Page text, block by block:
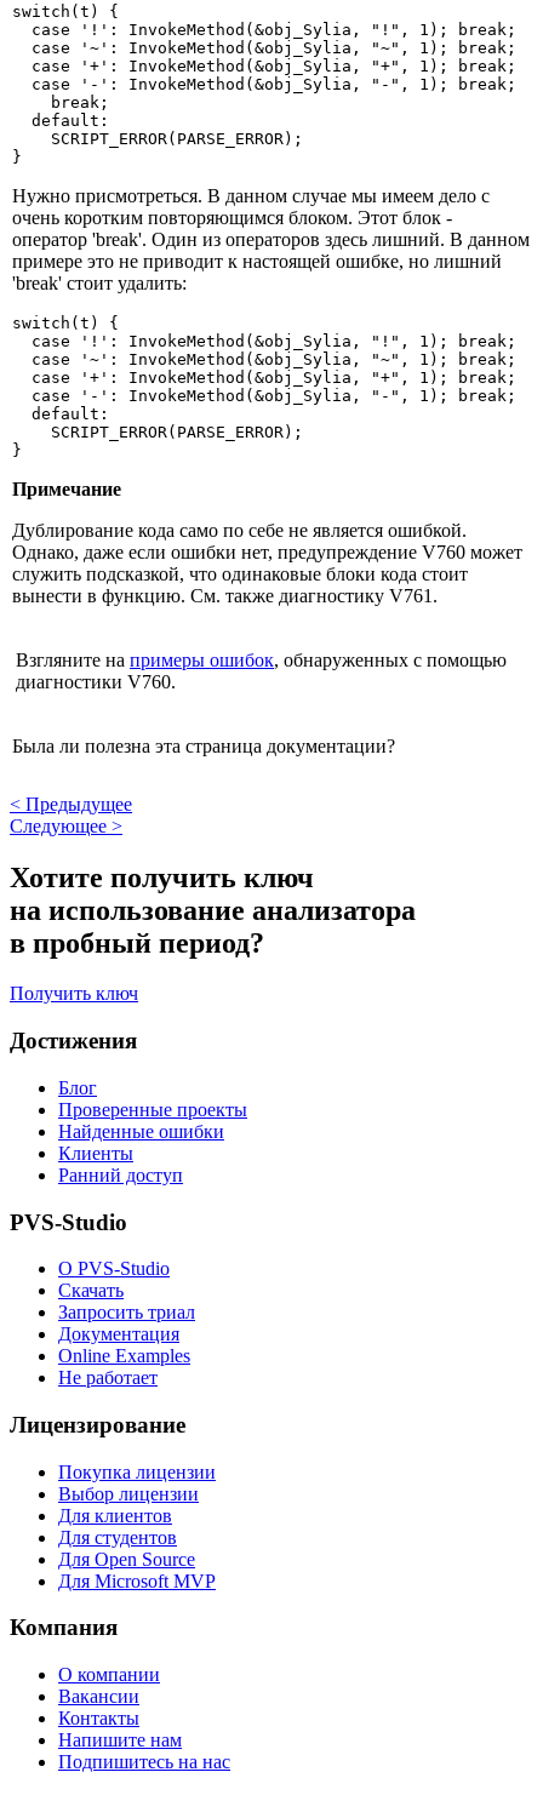
switch(t) {
  case '!': InvokeMethod(&obj_Sylia, "!", 1); break;
  case '~': InvokeMethod(&obj_Sylia, "~", 1); break;
  case '+': InvokeMethod(&obj_Sylia, "+", 1); break;
  case '-': InvokeMethod(&obj_Sylia, "-", 1); break;
    break;
  default:
    SCRIPT_ERROR(PARSE_ERROR);
}
Нужно присмотреться. В данном случае мы имеем дело с
очень коротким повторяющимся блоком. Этот блок -
оператор 'break'. Один из операторов здесь лишний. В данном
примере это не приводит к настоящей ошибке, но лишний
'break' стоит удалить:
switch(t) {
  case '!': InvokeMethod(&obj_Sylia, "!", 1); break;
  case '~': InvokeMethod(&obj_Sylia, "~", 1); break;
  case '+': InvokeMethod(&obj_Sylia, "+", 1); break;
  case '-': InvokeMethod(&obj_Sylia, "-", 1); break;
  default:
    SCRIPT_ERROR(PARSE_ERROR);
}
Примечание
Дублирование кода само по себе не является ошибкой.
Однако, даже если ошибки нет, предупреждение V760 может
служить подсказкой, что одинаковые блоки кода стоит
вынести в функцию. См. также диагностику V761.
Взгляните на примеры ошибок, обнаруженных с помощью
диагностики V760.
Была ли полезна эта страница документации?
< Предыдущее
Следующее >
Хотите получить ключ
на использование анализатора
в пробный период?
Получить ключ
Достижения
Блог
Проверенные проекты
Найденные ошибки
Клиенты
Ранний доступ
PVS-Studio
О PVS-Studio
Скачать
Запросить триал
Документация
Online Examples
Не работает
Лицензирование
Покупка лицензии
Выбор лицензии
Для клиентов
Для студентов
Для Open Source
Для Microsoft MVP
Компания
О компании
Вакансии
Контакты
Напишите нам
Подпишитесь на нас